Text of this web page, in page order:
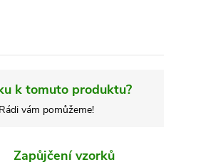
k tomuto produktu?
vám pomůžeme!
Zapůjčení vzorků